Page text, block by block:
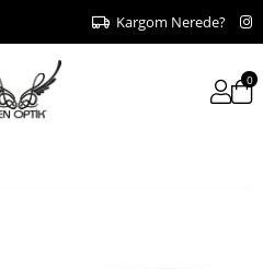
Kargom Nerede?
0